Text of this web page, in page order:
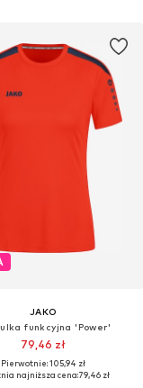
JAKO
funkcyjna 'Power'
79,46 zł
Pierwotnie: 105,94 zł
najniższa cena:79,46 zł